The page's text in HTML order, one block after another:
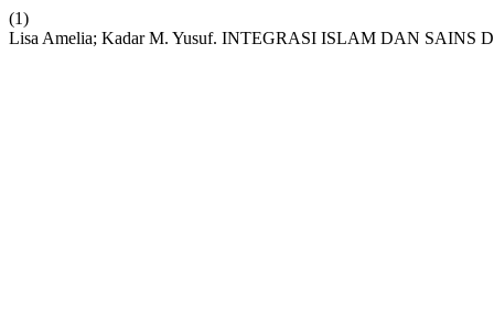
(1)
Lisa Amelia; Kadar M. Yusuf. INTEGRASI ISLAM DAN